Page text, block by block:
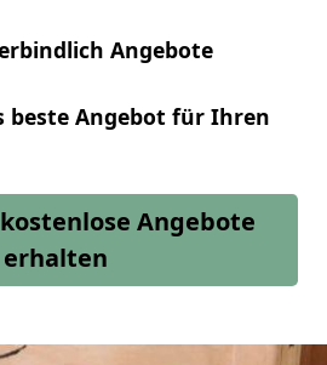
Angebote
beste Angebot für Ihren
Angebote
erhalten